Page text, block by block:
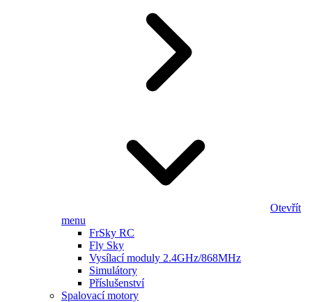
Otevřít
menu
FrSky RC
Fly Sky
Vysílací moduly 2.4GHz/868MHz
Simulátory
Příslušenství
Spalovací motory